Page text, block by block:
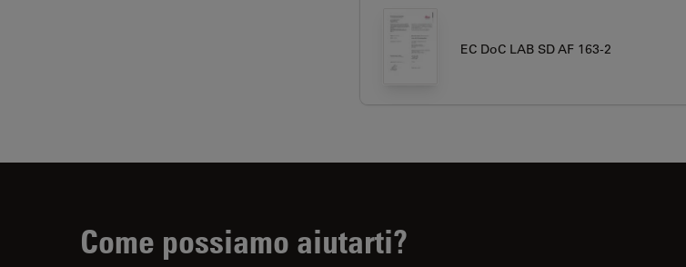
EC DoC LAB SD AF 163-2
Come possiamo aiutarti?